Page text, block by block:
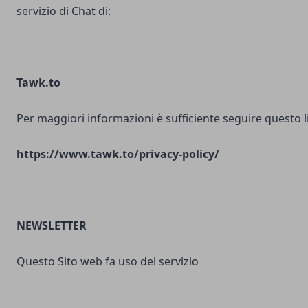
servizio di Chat di:
Tawk.to
Per maggiori informazioni è sufficiente seguire questo
https://www.tawk.to/privacy-policy/
NEWSLETTER
Questo Sito web fa uso del servizio